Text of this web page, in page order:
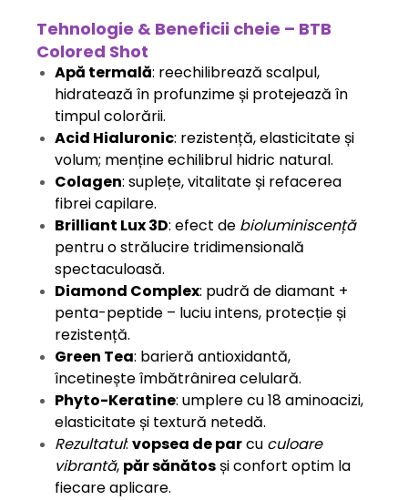
Tehnologie & Beneficii cheie – BTB
Colored Shot
Apă termală: reechilibrează scalpul,
hidratează în profunzime și protejează în
timpul colorării.
Acid Hialuronic: rezistență, elasticitate și
volum; menține echilibrul hidric natural.
Colagen: suplețe, vitalitate și refacerea
fibrei capilare.
Brilliant Lux 3D: efect de bioluminiscență
pentru o strălucire tridimensională
spectaculoasă.
Diamond Complex: pudră de diamant +
penta-peptide – luciu intens, protecție și
rezistență.
Green Tea: barieră antioxidantă,
încetinește îmbătrânirea celulară.
Phyto-Keratine: umplere cu 18 aminoacizi,
elasticitate și textură netedă.
Rezultatul: vopsea de parcu culoare
vibrantă, păr sănătosși confort optim la
fiecare aplicare.